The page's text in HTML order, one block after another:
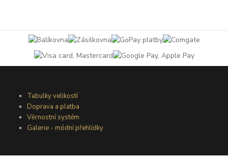
Tabulky velikostí
Doprava a platba
Věrnostní systém
Galerie - módní přehlídky